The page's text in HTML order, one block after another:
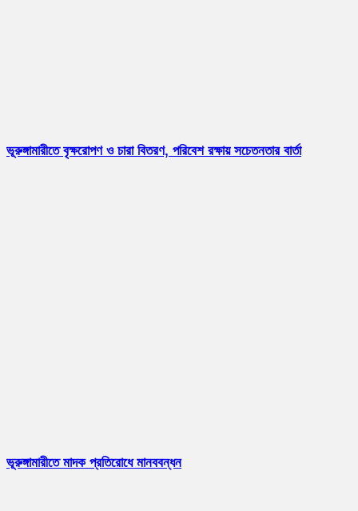
ভূরুঙ্গামারীতে বৃক্ষরোপণ ও চারা বিতরণ, পরিবেশ রক্ষায় সচেতনতার বার্তা
ভূরুঙ্গামারীতে মাদক প্রতিরোধে মানববন্ধন